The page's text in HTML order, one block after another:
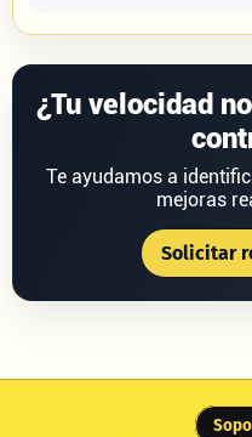
¿Tu velocidad
Te ayudamos a
mejoras
Solicitar